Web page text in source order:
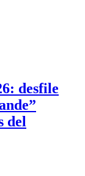
desfile
del